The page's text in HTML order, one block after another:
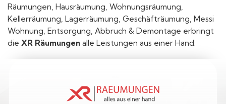
Räumungen, Hausräumung, Wohnungsräumung,
Kellerräumung, Lagerräumung, Geschäfträumung, Messi
Wohnung, Entsorgung, Abbruch & Demontage erbringt
die XR Räumungen alle Leistungen aus einer Hand.